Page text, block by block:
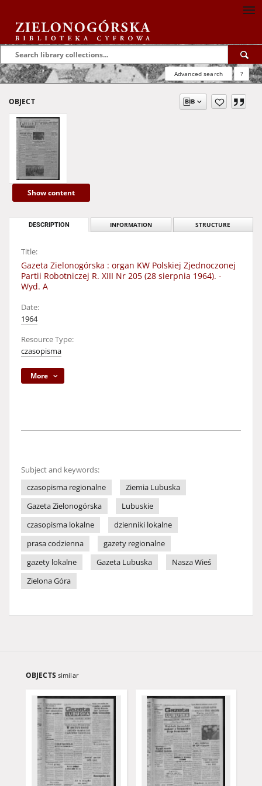
Advanced search ?
OBJECT
Show content
DESCRIPTION INFORMATION STRUCTURE
Title:
Gazeta Zielonogórska : organ KW Polskiej Zjednoczonej
Partii Robotniczej R. XIII Nr 205 (28 sierpnia 1964). -
Wyd. A
Date:
1964
Resource Type:
czasopisma
More
Subject and keywords:
czasopisma regionalne
Ziemia Lubuska
Gazeta Zielonogórska
Lubuskie
czasopisma lokalne
dzienniki lokalne
prasa codzienna
gazety regionalne
gazety lokalne
Gazeta Lubuska
Nasza Wieś
Zielona Góra
OBJECTS similar